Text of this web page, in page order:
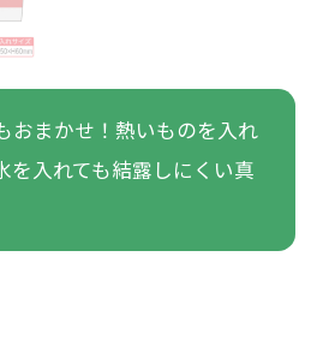
おまかせ！熱いものを入れ
を入れても結露しにくい真